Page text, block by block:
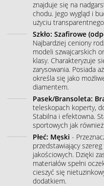
znajduje się na
chodu. Jego wygląd i
użyciu
Szkło: Szafirowe
Najbardziej ceniony
modeli szwajcarskich
klasy. Charakteryzuje
zarysowania. Posiada
określa się jako
diamentem.
Pasek/Bransoleta:
teleskopach koperty,
Stabilna i efektowna.
sportowych jak
Płeć: Męski -
przedstawiający
jakościowych. Dzięki
materiałów spełni
cieszyć się
dodatkiem.